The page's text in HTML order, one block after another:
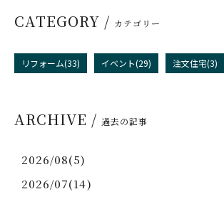
CATEGORY / カテゴリー
リフォーム(33) イベント(29) 注文住宅(3)
ARCHIVE / 過去の記事
2026/08(5)
2026/07(14)